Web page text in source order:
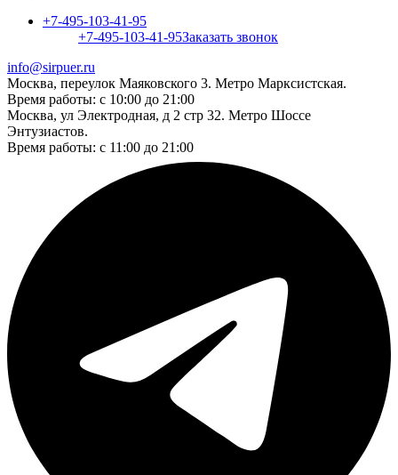
+7-495-103-41-95
+7-495-103-41-95Заказать звонок
info@sirpuer.ru
Москва, переулок Маяковского 3. Метро Марксистская.
Время работы: с 10:00 до 21:00
Москва, ул Электродная, д 2 стр 32. Метро Шоссе
Энтузиастов.
Время работы: с 11:00 до 21:00